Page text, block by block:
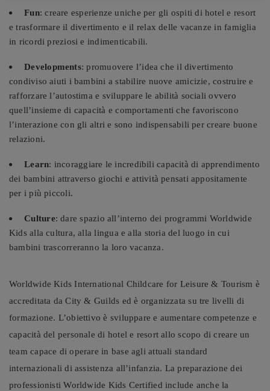
Fun: creare esperienze uniche per gli ospiti di hotel e resort
e trasformare il divertimento e il relax delle vacanze in famiglia
in ricordi preziosi e indimenticabili.
Developments: promuovere l’idea che il divertimento
condiviso aiuti i bambini a stabilire nuove amicizie, costruire e
rafforzare l’autostima e sviluppare le abilità sociali ovvero
quell’insieme di capacità e comportamenti che favoriscono
l’interazione con gli altri e sono indispensabili per creare buone
relazioni.
Learn: incoraggiare le incredibili capacità di apprendimento
dei bambini attraverso giochi e attività pensati appositamente
per i più piccoli.
Culture: dare spazio all’interno dei programmi Worldwide
Kids alla cultura, alla lingua e alla storia del luogo in cui
bambini trascorreranno la loro vacanza.
Worldwide Kids International Childcare for Leisure & Tourism è
accreditata da City & Guilds ed è organizzata su tre livelli di
formazione. L’obiettivo è sviluppare e aumentare competenze e
capacità del personale di hotel e resort allo scopo di creare un
team capace di operare in base agli attuali standard
internazionali di assistenza all’infanzia. La preparazione dei
professionisti Worldwide Kids Certified include anche la